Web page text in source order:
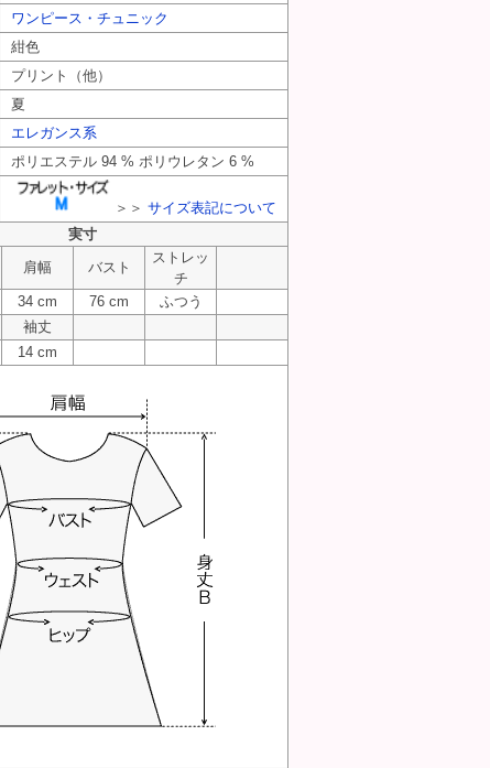
ワンピース・チュニック
紺色
プリント（他）
夏
エレガンス系
ポリエステル 94 % ポリウレタン 6 %
＞＞ サイズ表記について
実寸
肩幅 バスト
ストレッ
チ
34 cm 76 cm
ふつう
袖丈
14 cm